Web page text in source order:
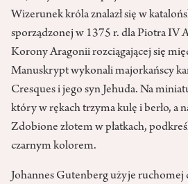
Wizerunek króla znalazł się w
sporządzonej w 1375 r. dla Piotra IV
Korony Aragonii rozciągającej się
Manuskrypt wykonali majorkańscy
Cresques i jego syn Jehuda. Na
który w rękach trzyma kulę i berło, a
Zdobione złotem w płatkach,
czarnym kolorem.
Johannes Gutenberg użyje ruchomej